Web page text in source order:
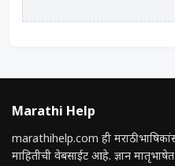
Marathi Help
marathihelp.com ही मराठी
माहितीची वेबसाईट आहे. ज्ञान